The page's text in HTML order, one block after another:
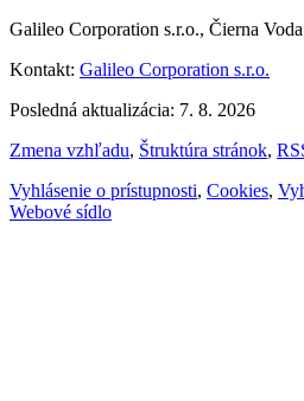
Galileo Corporation s.r.o., Čierna
Kontakt: Galileo Corporation s.r.o.
Posledná aktualizácia: 7. 8. 2026
Zmena vzhľadu, Štruktúra stránok,
Vyhlásenie o prístupnosti, Cookies,
Webové sídlo